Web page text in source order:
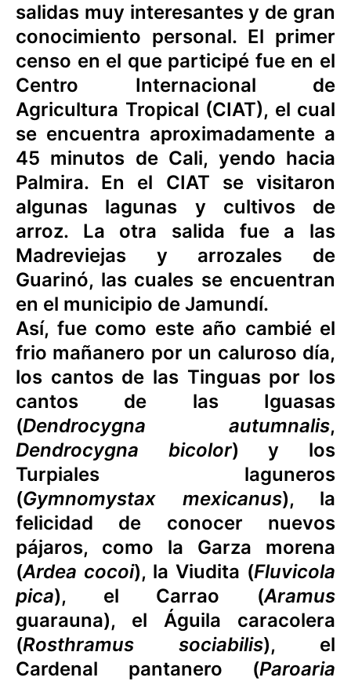
salidas muy interesantes y de gran
conocimiento personal. El primer
censo en el que participé fue en el
Centro Internacional de
Agricultura Tropical (CIAT), el cual
se encuentra aproximadamente a
45 minutos de Cali, yendo hacia
Palmira. En el CIAT se visitaron
algunas lagunas y cultivos de
arroz. La otra salida fue a las
Madreviejas y arrozales de
Guarinó, las cuales se encuentran
en el municipio de Jamundí.
Así, fue como este año cambié el
frio mañanero por un caluroso día,
los cantos de las Tinguas por los
cantos de las Iguasas
(Dendrocygna autumnalis,
Dendrocygna bicolor) y los
Turpiales laguneros
(Gymnomystax mexicanus), la
felicidad de conocer nuevos
pájaros, como la Garza morena
(Ardea cocoi), la Viudita (Fluvicola
pica), el Carrao (Aramus
guarauna), el Águila caracolera
(Rosthramus sociabilis), el
Cardenal pantanero (Paroaria